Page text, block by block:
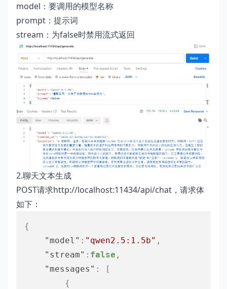
model：要调用的模型名称
prompt：提示词
stream：为false时禁用流式返回
2.聊天文本生成
POST请求http://localhost:11434/api/chat，请求体
如下：
{
"model" : "qwen2.5:1.5b" ,
"stream" : false ,
"messages" :
[
{